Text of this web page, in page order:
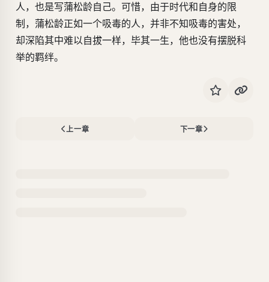
人，也是写蒲松龄自己。可惜，由于时代和自身的限
制，蒲松龄正如一个吸毒的人，并非不知吸毒的害处，
却深陷其中难以自拔一样，毕其一生，他也没有摆脱科
举的羁绊。
上一章 下一章